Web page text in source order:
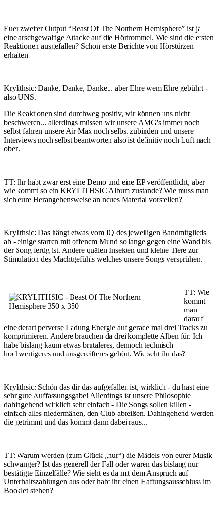
Euer zweiter Output “Beast Of The Northern Hemisphere” ist ja
eine arschgewaltige Attacke auf die Hörtrommel. Wie sind die ersten
Reaktionen ausgefallen? Schon erste Berichte von Hörstürzen
erhalten
Krylithsic: Danke, Danke, Danke... aber Ehre wem Ehre gebührt -
also UNS.
Die Reaktionen sind durchweg positiv, wir können uns nicht
beschweren... allerdings müssen wir unsere AMG's immer noch
selbst fahren unsere Air Max noch selbst zubinden und unsere
Interviews noch selbst beantworten also ist definitiv noch Luft nach
oben.
TT: Ihr habt zwar erst eine Demo und eine EP veröffentlicht, aber
wie kommt so ein KRYLITHSIC Album zustande? Wie muss man
sich eure Herangehensweise an neues Material vorstellen?
Krylithsic: Das hängt etwas vom IQ des jeweiligen Bandmitglieds
ab - einige starren mit offenem Mund so lange gegen eine Wand bis
der Song fertig ist. Andere quälen Insekten und kleine Tiere zur
Stimulation des Machtgefühls welches unsere Songs versprühen.
TT: Wie
kommt
man
darauf
eine derart perverse Ladung Energie auf gerade mal drei Tracks zu
komprimieren. Andere brauchen da drei komplette Alben für. Ich
habe bislang kaum etwas brutaleres, dennoch technisch
hochwertigeres und ausgereifteres gehört. Wie seht ihr das?
Krylithsic: Schön das dir das aufgefallen ist, wirklich - du hast eine
sehr gute Auffassungsgabe! Allerdings ist unsere Philosophie
dahingehend wirklich sehr einfach - Die Songs sollen killen -
einfach alles niedermähen, den Club abreißen. Dahingehend werden
die getrimmt und das kommt dann dabei raus...
TT: Warum werden (zum Glück „nur“) die Mädels von eurer Musik
schwanger? Ist das generell der Fall oder waren das bislang nur
bestätigte Einzelfälle? Wie sieht es da mit dem Anspruch auf
Unterhaltszahlungen aus oder habt ihr einen Haftungsausschluss im
Booklet stehen?